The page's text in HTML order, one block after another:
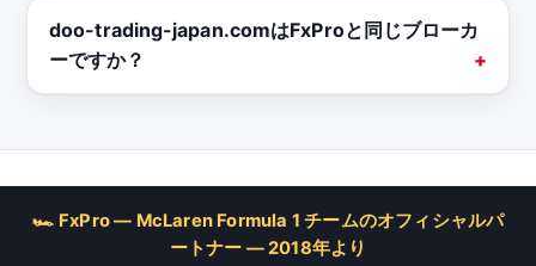
doo-trading-japan.comはFxProと同じブローカ
ーですか？
🏎 FxPro — McLaren Formula 1 チームのオフィシャルパ
ートナー — 2018年より